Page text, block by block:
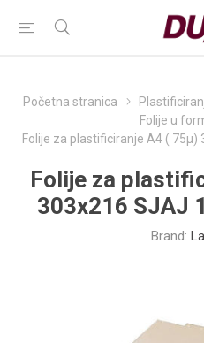
Početna stranica
Folije u
Folije za plastificiranje A4 (
Folije za
303x216 SJAJ
Brand: